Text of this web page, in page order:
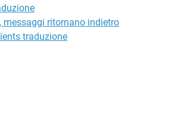
messaggi ritornano indietro
traduzione